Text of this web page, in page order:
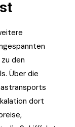
den
Über die
dort